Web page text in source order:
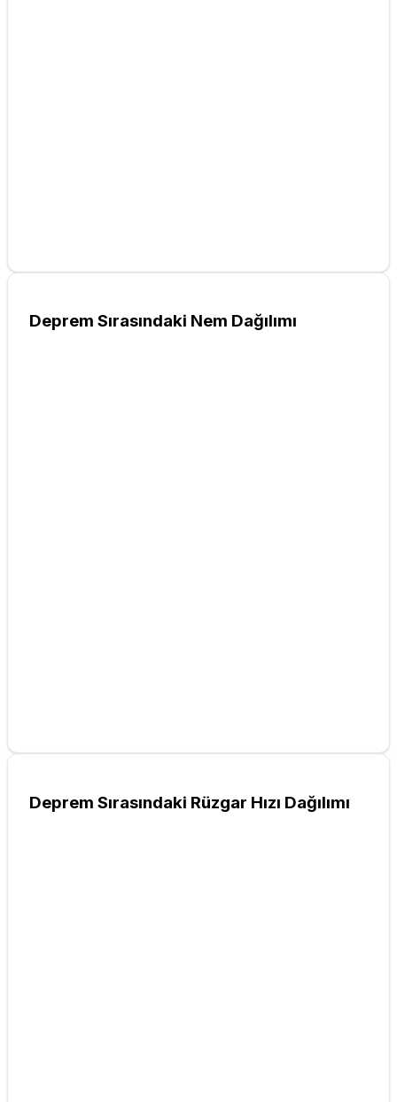
Deprem Sırasındaki Nem Dağılımı
Deprem Sırasındaki Rüzgar Hızı Dağılımı